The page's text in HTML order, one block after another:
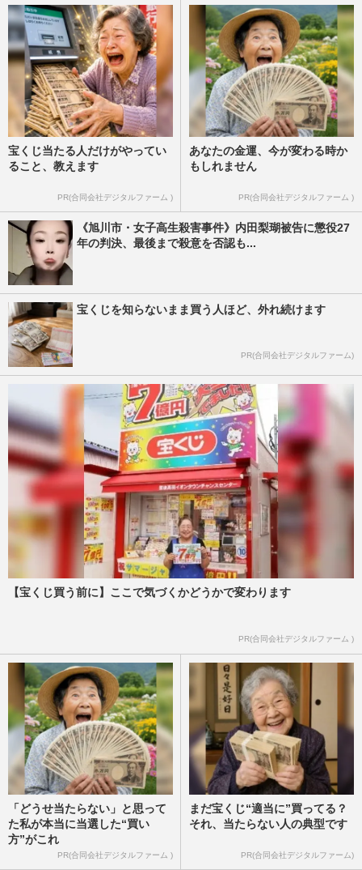
宝くじ当たる人だけがやってい
ること、教えます
PR(合同会社デジタルファーム )
あなたの金運、今が変わる時か
もしれません
PR(合同会社デジタルファーム )
《旭川市・女子高生殺害事件》内田梨瑚被告に懲役27
年の判決、最後まで殺意を否認も...
宝くじを知らないまま買う人ほど、外れ続けます
PR(合同会社デジタルファーム)
【宝くじ買う前に】ここで気づくかどうかで変わります
PR(合同会社デジタルファーム )
「どうせ当たらない」と思って
た私が本当に当選した“買い
方”がこれ
PR(合同会社デジタルファーム )
まだ宝くじ“適当に”買ってる？
それ、当たらない人の典型です
PR(合同会社デジタルファーム)